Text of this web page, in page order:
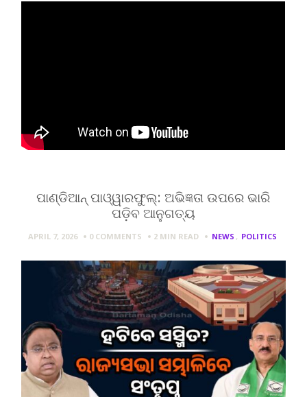
ପାଣ୍ଡିଆନ୍ ପାଓ୍ୱାରଫୁଲ୍: ଅଭିଜ୍ଞତା ଉପରେ ଭାରି
ପଡ଼ିବ ଆନୁଗତ୍ୟ
APRIL 7, 2026 0 COMMENTS 2 MIN READ NEWS , POLITICS